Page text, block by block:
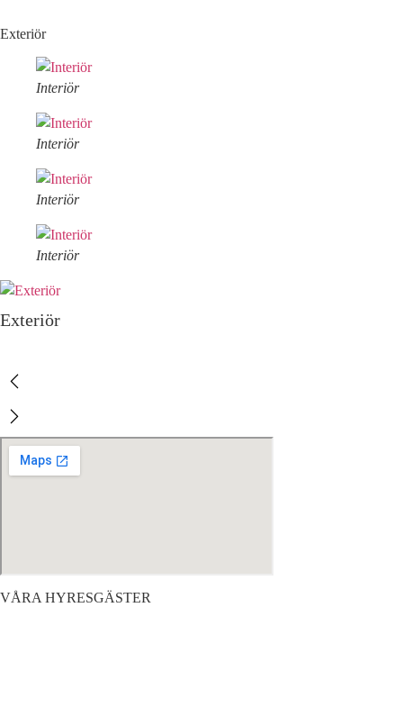
Exteriör
Interiör
Interiör
Interiör
Interiör
Exteriör
VÅRA HYRESGÄSTER